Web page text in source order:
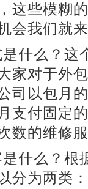
这些模糊
会我们就
什么？这
家对于外
司以包月
支付固定
数的维修
什么？根
分为两类：